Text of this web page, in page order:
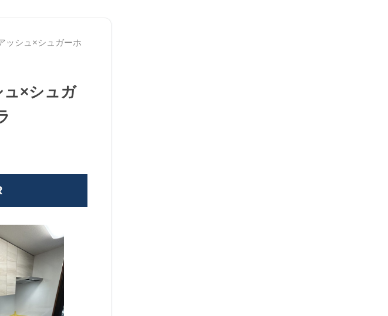
ッシュ×シュガーホ
ュ×シュガ